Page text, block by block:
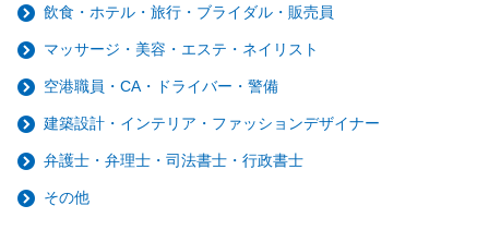
飲食・ホテル・旅行・ブライダル・販売員
マッサージ・美容・エステ・ネイリスト
空港職員・CA・ドライバー・警備
建築設計・インテリア・ファッションデザイナー
弁護士・弁理士・司法書士・行政書士
その他